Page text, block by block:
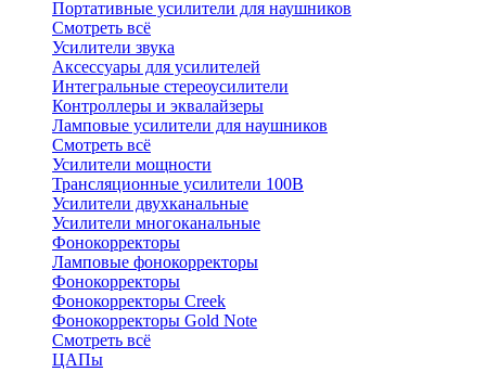
Портативные усилители для наушников
Смотреть всё
Усилители звука
Аксессуары для усилителей
Интегральные стереоусилители
Контроллеры и эквалайзеры
Ламповые усилители для наушников
Смотреть всё
Усилители мощности
Трансляционные усилители 100В
Усилители двухканальные
Усилители многоканальные
Фонокорректоры
Ламповые фонокорректоры
Фонокорректоры
Фонокорректоры Creek
Фонокорректоры Gold Note
Смотреть всё
ЦАПы